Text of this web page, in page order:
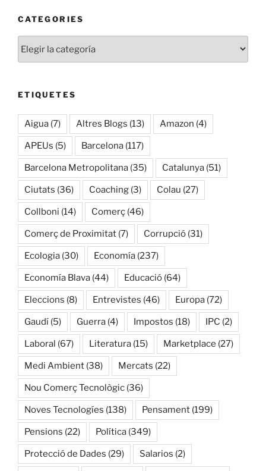
CATEGORIES
ETIQUETES
Aigua (7) Altres Blogs (13) Amazon (4)
APEUs (5) Barcelona (117)
Barcelona Metropolitana (35) Catalunya (51)
Ciutats (36) Coaching (3) Colau (27)
Collboni (14) Comerç (46)
Comerç de Proximitat (7) Corrupció (31)
Ecologia (30) Economía (237)
Economía Blava (44) Educació (64)
Eleccions (8) Entrevistes (46) Europa (72)
Gaudí (5) Guerra (4) Impostos (18) IPC (2)
Laboral (67) Literatura (15) Marketplace (27)
Medi Ambient (38) Mercats (22)
Nou Comerç Tecnològic (36)
Noves Tecnologíes (138) Pensament (199)
Pensions (22) Política (349)
Protecció de Dades (29) Salarios (2)